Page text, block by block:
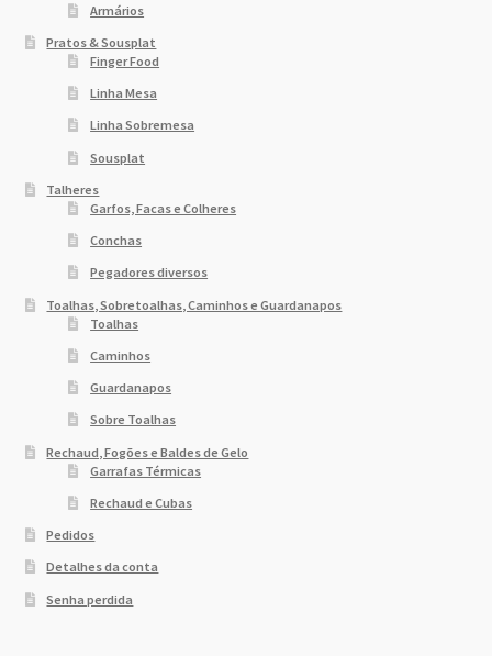
Armários
Pratos & Sousplat
Finger Food
Linha Mesa
Linha Sobremesa
Sousplat
Talheres
Garfos, Facas e Colheres
Conchas
Pegadores diversos
Toalhas, Sobretoalhas, Caminhos e Guardanapos
Toalhas
Caminhos
Guardanapos
Sobre Toalhas
Rechaud, Fogões e Baldes de Gelo
Garrafas Térmicas
Rechaud e Cubas
Pedidos
Detalhes da conta
Senha perdida